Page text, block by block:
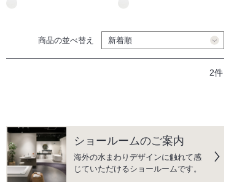
商品の並べ替え
2件
ショールームのご案内
海外の水まわりデザインに触れて感
じていただけるショールームです。